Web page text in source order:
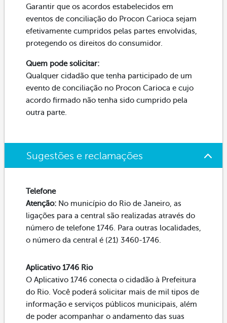
Garantir que os acordos estabelecidos em
eventos de conciliação do Procon Carioca sejam
efetivamente cumpridos pelas partes envolvidas,
protegendo os direitos do consumidor.
Quem pode solicitar:
Qualquer cidadão que tenha participado de um
evento de conciliação no Procon Carioca e cujo
acordo firmado não tenha sido cumprido pela
outra parte.
Sugestões e reclamações
Telefone
Atenção: No município do Rio de Janeiro, as
ligações para a central são realizadas através do
número de telefone 1746. Para outras localidades,
o número da central é (21) 3460-1746.
Aplicativo 1746 Rio
O Aplicativo 1746 conecta o cidadão à Prefeitura
do Rio. Você poderá solicitar mais de mil tipos de
informação e serviços públicos municipais, além
de poder acompanhar o andamento das suas